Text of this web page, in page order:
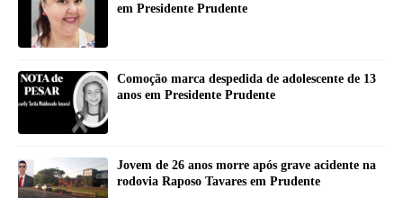
em Presidente Prudente
Comoção marca despedida de adolescente de 13
anos em Presidente Prudente
Jovem de 26 anos morre após grave acidente na
rodovia Raposo Tavares em Prudente